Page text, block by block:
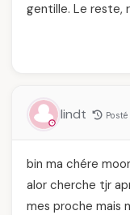
gentille. Le reste,
lindt
bin ma chére
alor cherche tjr
mes proche mais